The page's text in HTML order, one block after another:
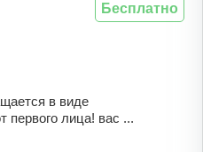
в виде
первого лица! вас ...
Бесплатно